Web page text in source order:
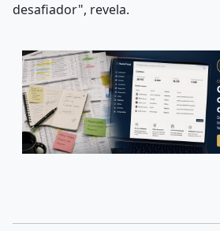
desafiador", revela.